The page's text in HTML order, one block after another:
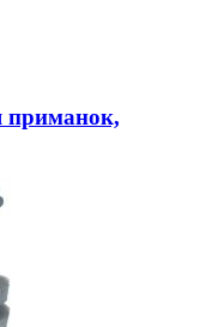
приманок,